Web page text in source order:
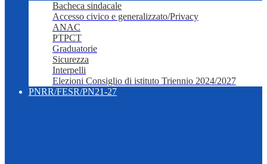
Bacheca sindacale
Accesso civico e generalizzato/Privacy
ANAC
PTPCT
Graduatorie
Sicurezza
Interpelli
Elezioni Consiglio di istituto Triennio 2024/2027
PNRR/FESR/PN21-27